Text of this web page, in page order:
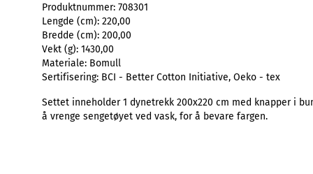
Produktnummer: 708301
Lengde (cm): 220,00
Bredde (cm): 200,00
Vekt (g): 1430,00
Materiale: Bomull
Sertifisering: BCI - Better Cotton Initiative, Oeko - tex
Settet inneholder 1 dynetrekk 200x220 cm med knapper i
å vrenge sengetøyet ved vask, for å bevare fargen.